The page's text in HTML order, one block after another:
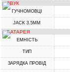
ЗВУК
ГУЧНОМОВЦІ
JACK 3.5MM
БАТАРЕЯ
ЕМНІСТЬ
ТИП
ЗАРЯДКА ПРОВІД